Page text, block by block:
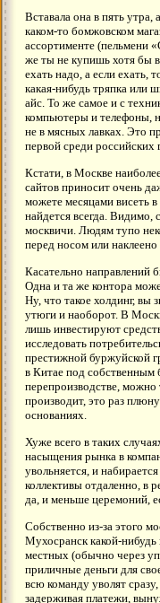
Вставала она в пять
каком-то бомжовском
ассортименте (пельмени
же ты не купишь хотя бы
ехать надо, а если ехать,
какая-нибудь тряпка или
айс. То же самое и с
компьютеры и телефоны,
не в мясных лавках. Это
первой среди российских
Кстати, в Москве
сайтов приносит очень
можете месяцами висеть в
найдется всегда. Видимо,
москвичи. Людям тупо
перед носом или
Касательно направлений
Одна и та же контора
Ну, что такое холдинг, вы
утюги и наоборот. В
лишь инвестируют
исследовать
престижной буржуйской
в Китае под собственным
перепроизводстве,
производит, это раз
основаниях.
Хуже всего в таких
насыщения рынка в
увольняется, и
коллективы отдаленно, в
да, и меньше церемоний,
Собственно из-за этого
Мухосранск какой-нибудь
местных (обычно через
приличные деньги для
всю команду уволят
задерживая платежи,